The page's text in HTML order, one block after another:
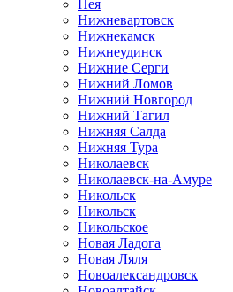
Нея
Нижневартовск
Нижнекамск
Нижнеудинск
Нижние Серги
Нижний Ломов
Нижний Новгород
Нижний Тагил
Нижняя Салда
Нижняя Тура
Николаевск
Николаевск-на-Амуре
Никольск
Никольск
Никольское
Новая Ладога
Новая Ляля
Новоалександровск